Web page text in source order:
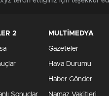
2
Sonuçlar
MULTİMEDYA
Gazeteler
Hava Durumu
Haber Gönder
Namaz Vakitleri